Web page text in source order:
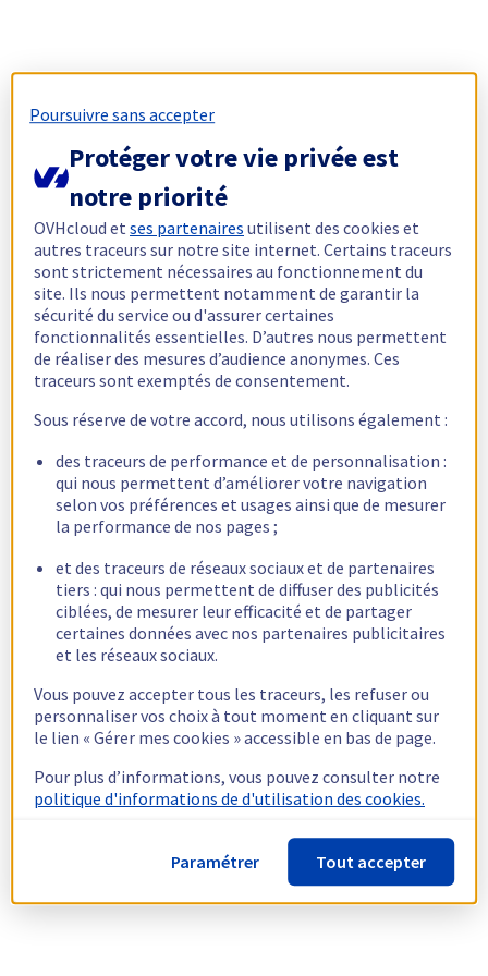
Poursuivre sans accepter
Protéger votre vie privée est
notre priorité
OVHcloud etses partenaires utilisent des cookies et
autres traceurs sur notre site internet. Certains traceurs
sont strictement nécessaires au fonctionnement du
site. Ils nous permettent notamment de garantir la
sécurité du service ou d'assurer certaines
fonctionnalités essentielles. D’autres nous permettent
de réaliser des mesures d’audience anonymes. Ces
traceurs sont exemptés de consentement.
Sous réserve de votre accord, nous utilisons également :
des traceurs de performance et de personnalisation :
qui nous permettent d’améliorer votre navigation
selon vos préférences et usages ainsi que de mesurer
la performance de nos pages ;
et des traceurs de réseaux sociaux et de partenaires
tiers : qui nous permettent de diffuser des publicités
ciblées, de mesurer leur efficacité et de partager
certaines données avec nos partenaires publicitaires
et les réseaux sociaux.
Vous pouvez accepter tous les traceurs, les refuser ou
personnaliser vos choix à tout moment en cliquant sur
le lien « Gérer mes cookies » accessible en bas de page.
Pour plus d’informations, vous pouvez consulter notre
politique d'informations de d'utilisation des cookies.
Paramétrer Tout accepter